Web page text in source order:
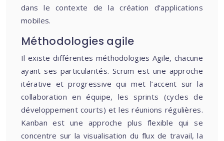
dans le contexte de la création d’applications
mobiles.
Méthodologies agile
Il existe différentes méthodologies Agile, chacune
ayant ses particularités. Scrum est une approche
itérative et progressive qui met l’accent sur la
collaboration en équipe, les sprints (cycles de
développement courts) et les réunions régulières.
Kanban est une approche plus flexible qui se
concentre sur la visualisation du flux de travail, la